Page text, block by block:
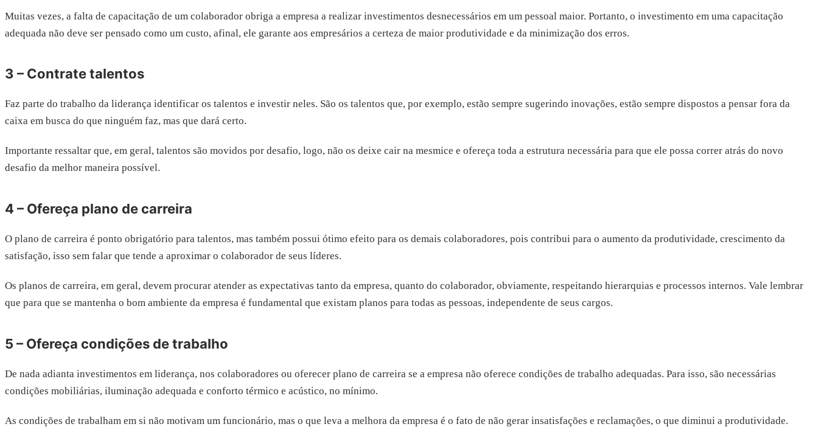
Muitas vezes, a falta de capacitação de um colaborador obriga a empresa a realizar investimentos desnecessários em um pessoal maior. Portanto, o investimento em uma capacitação
adequada não deve ser pensado como um custo, afinal, ele garante aos empresários a certeza de maior produtividade e da minimização dos erros.
3 – Contrate talentos
Faz parte do trabalho da liderança identificar os talentos e investir neles. São os talentos que, por exemplo, estão sempre sugerindo inovações, estão sempre dispostos a pensar fora da
caixa em busca do que ninguém faz, mas que dará certo.
Importante ressaltar que, em geral, talentos são movidos por desafio, logo, não os deixe cair na mesmice e ofereça toda a estrutura necessária para que ele possa correr atrás do novo
desafio da melhor maneira possível.
4 – Ofereça plano de carreira
O plano de carreira é ponto obrigatório para talentos, mas também possui ótimo efeito para os demais colaboradores, pois contribui para o aumento da produtividade, crescimento da
satisfação, isso sem falar que tende a aproximar o colaborador de seus líderes.
Os planos de carreira, em geral, devem procurar atender as expectativas tanto da empresa, quanto do colaborador, obviamente, respeitando hierarquias e processos internos. Vale lembrar
que para que se mantenha o bom ambiente da empresa é fundamental que existam planos para todas as pessoas, independente de seus cargos.
5 – Ofereça condições de trabalho
De nada adianta investimentos em liderança, nos colaboradores ou oferecer plano de carreira se a empresa não oferece condições de trabalho adequadas. Para isso, são necessárias
condições mobiliárias, iluminação adequada e conforto térmico e acústico, no mínimo.
As condições de trabalham em si não motivam um funcionário, mas o que leva a melhora da empresa é o fato de não gerar insatisfações e reclamações, o que diminui a produtividade.